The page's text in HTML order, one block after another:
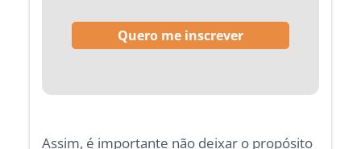
Assim, é importante não deixar o propósito